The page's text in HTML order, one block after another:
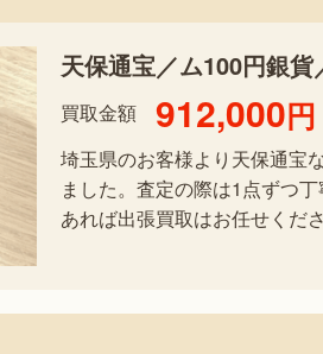
天保通宝／ム100円銀貨
買取金額 912,000円
埼玉県のお客様より天保通宝
ました。査定の際は1点ずつ
あれば出張買取はお任せくださ